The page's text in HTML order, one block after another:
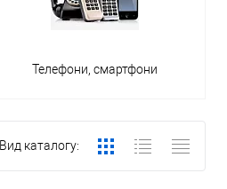
Телефони, смартфони
Вид каталогу: